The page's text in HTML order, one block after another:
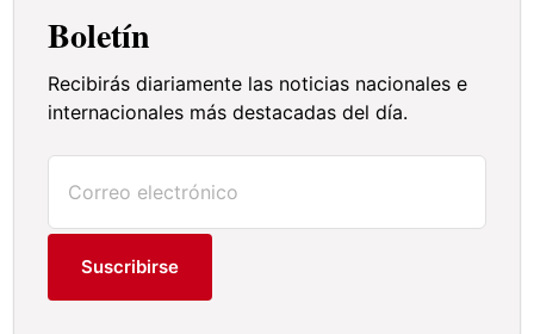
Boletín
Recibirás diariamente las noticias nacionales e
internacionales más destacadas del día.
Suscribirse